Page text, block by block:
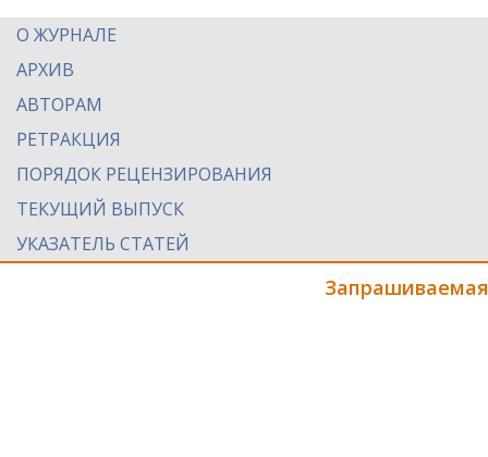
О ЖУРНАЛЕ
АРХИВ
АВТОРАМ
РЕТРАКЦИЯ
ПОРЯДОК РЕЦЕНЗИРОВАНИЯ
ТЕКУЩИЙ ВЫПУСК
УКАЗАТЕЛЬ СТАТЕЙ